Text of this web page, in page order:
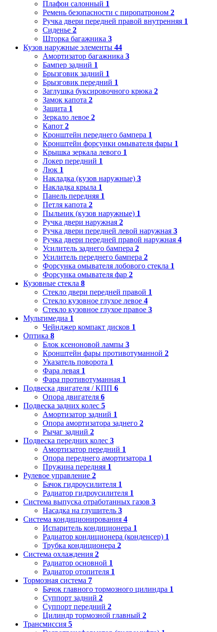
Плафон салонный 1
Ремень безопасности с пиропатроном 2
Ручка двери передней правой внутренняя 1
Сиденье 2
Шторка багажника 3
Кузов наружные элементы 44
Амортизатор багажника 3
Бампер задний 1
Брызговик задний 1
Брызговик передний 1
Заглушка буксировочного крюка 2
Замок капота 2
Защита 1
Зеркало левое 2
Капот 2
Кронштейн переднего бампера 1
Кронштейн форсунки омывателя фары 1
Крышка зеркала левого 1
Локер передний 1
Люк 1
Накладка (кузов наружные) 3
Накладка крыла 1
Панель передняя 1
Петля капота 2
Пыльник (кузов наружные) 1
Ручка двери наружная 2
Ручка двери передней левой наружная 3
Ручка двери передней правой наружная 4
Усилитель заднего бампера 2
Усилитель переднего бампера 2
Форсунка омывателя лобового стекла 1
Форсунка омывателя фар 2
Кузовные стекла 8
Стекло двери передней правой 1
Стекло кузовное глухое левое 4
Стекло кузовное глухое правое 3
Мультимедиа 1
Чейнджер компакт дисков 1
Оптика 8
Блок ксеноновой лампы 3
Кронштейн фары противотуманной 2
Указатель поворота 1
Фара левая 1
Фара противотуманная 1
Подвеска двигателя / КПП 6
Опора двигателя 6
Подвеска задних колес 5
Амортизатор задний 1
Опора амортизатора заднего 2
Рычаг задний 2
Подвеска передних колес 3
Амортизатор передний 1
Опора переднего амортизатора 1
Пружина передняя 1
Рулевое управление 2
Бачок гидроусилителя 1
Радиатор гидроусилителя 1
Система выпуска отработанных газов 3
Насадка на глушитель 3
Система кондиционирования 4
Испаритель кондиционера 1
Радиатор кондиционера (конденсер) 1
Трубка кондиционера 2
Система охлаждения 2
Радиатор основной 1
Радиатор отопителя 1
Тормозная система 7
Бачок главного тормозного цилиндра 1
Суппорт задний 2
Суппорт передний 2
Цилиндр тормозной главный 2
Трансмиссия 5